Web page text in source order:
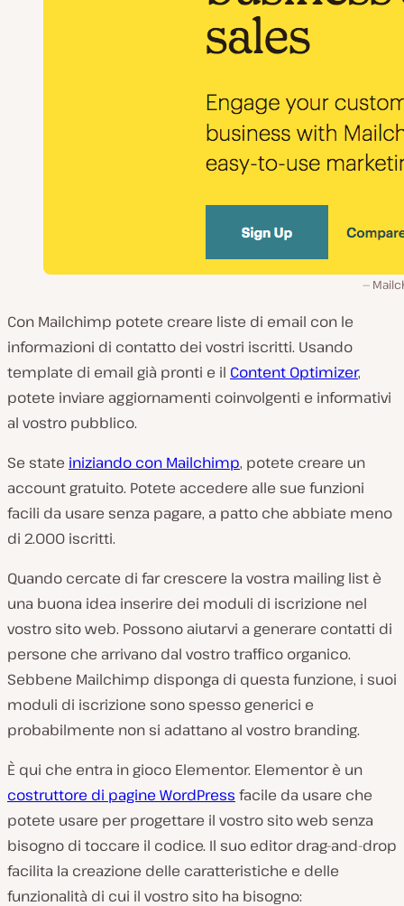
Con Mailchimp potete creare liste di email con le
informazioni di contatto dei vostri iscritti. Usando
template di email già pronti e il Content Optimizer,
potete inviare aggiornamenti coinvolgenti e informativi
al vostro pubblico.
Se state iniziando con Mailchimp, potete creare un
account gratuito. Potete accedere alle sue funzioni
facili da usare senza pagare, a patto che abbiate meno
di 2.000 iscritti.
Quando cercate di far crescere la vostra mailing list è
una buona idea inserire dei moduli di iscrizione nel
vostro sito web. Possono aiutarvi a generare contatti di
persone che arrivano dal vostro traffico organico.
Sebbene Mailchimp disponga di questa funzione, i suoi
moduli di iscrizione sono spesso generici e
probabilmente non si adattano al vostro branding.
È qui che entra in gioco Elementor. Elementor è un
costruttore di pagine WordPress facile da usare che
potete usare per progettare il vostro sito web senza
bisogno di toccare il codice. Il suo editor drag-and-drop
facilita la creazione delle caratteristiche e delle
funzionalità di cui il vostro sito ha bisogno: